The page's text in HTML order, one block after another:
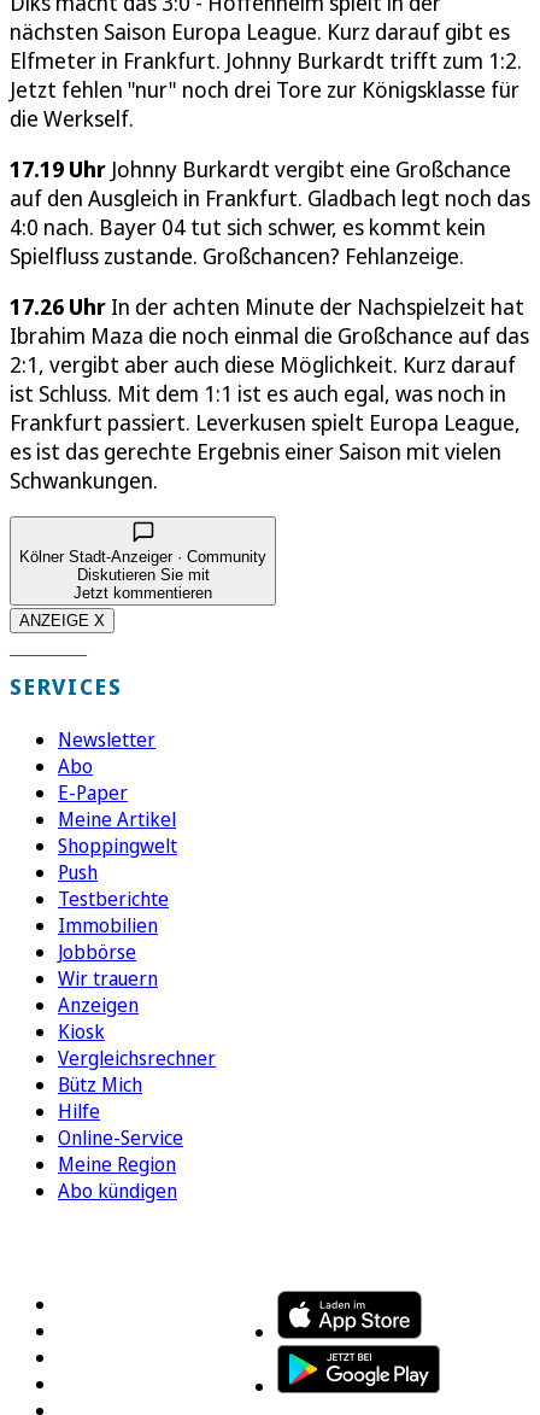
nächsten Saison Europa League. Kurz darauf gibt es
Elfmeter in Frankfurt. Johnny Burkardt trifft zum 1:2.
Jetzt fehlen "nur" noch drei Tore zur Königsklasse für
die Werkself.
17.19 Uhr Johnny Burkardt vergibt eine Großchance
auf den Ausgleich in Frankfurt. Gladbach legt noch das
4:0 nach. Bayer 04 tut sich schwer, es kommt kein
Spielfluss zustande. Großchancen? Fehlanzeige.
17.26 Uhr In der achten Minute der Nachspielzeit hat
Ibrahim Maza die noch einmal die Großchance auf das
2:1, vergibt aber auch diese Möglichkeit. Kurz darauf
ist Schluss. Mit dem 1:1 ist es auch egal, was noch in
Frankfurt passiert. Leverkusen spielt Europa League,
es ist das gerechte Ergebnis einer Saison mit vielen
Schwankungen.
Kölner Stadt-Anzeiger · Community
Diskutieren Sie mit
Jetzt kommentieren
ANZEIGE X
SERVICES
Newsletter
Abo
E-Paper
Meine Artikel
Shoppingwelt
Push
Testberichte
Immobilien
Jobbörse
Wir trauern
Anzeigen
Kiosk
Vergleichsrechner
Bütz Mich
Hilfe
Online-Service
Meine Region
Abo kündigen